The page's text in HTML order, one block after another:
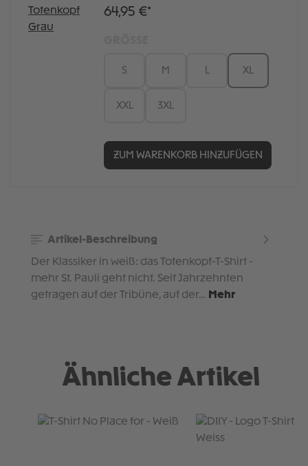
64,95 €*
S M XL
XXL 3XL
ZUM WARENKORB HINZUFÜGEN
Artikel-Beschreibung
Der Klassiker in weiß: das Totenkopf-T-Shirt -
mehr St. Pauli geht nicht. Seit Jahrzehnten
getragen auf der Tribüne, auf der… Mehr
Ähnliche Artikel
Produktgalerie überspringen